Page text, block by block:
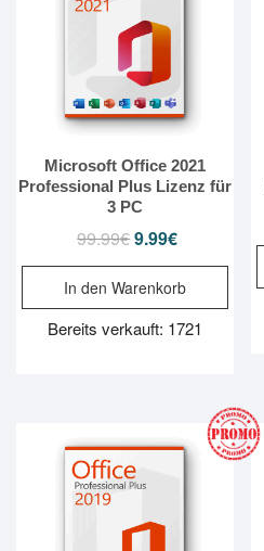
Microsoft Office 2021
Professional Plus Lizenz für
3 PC
99.99€Ursprünglicher
Preis
war:
99.99€
9.99€
Preis
ist:
9.99€.
In den Warenkorb
Bereits verkauft: 1721